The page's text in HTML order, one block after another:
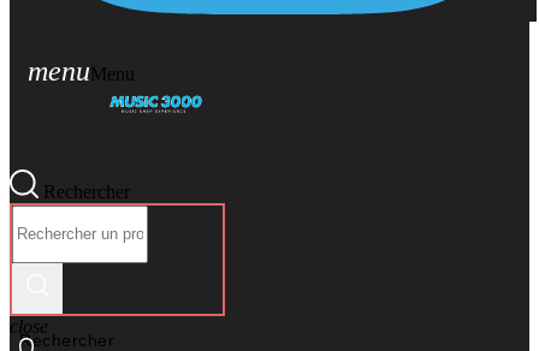
menuMenu
Rechercher
Rechercher
close